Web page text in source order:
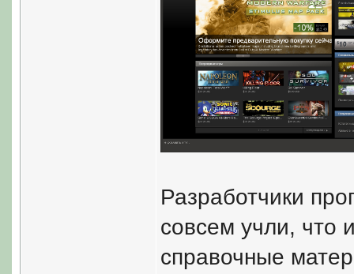
Разработчики
совсем учли, что
справочные